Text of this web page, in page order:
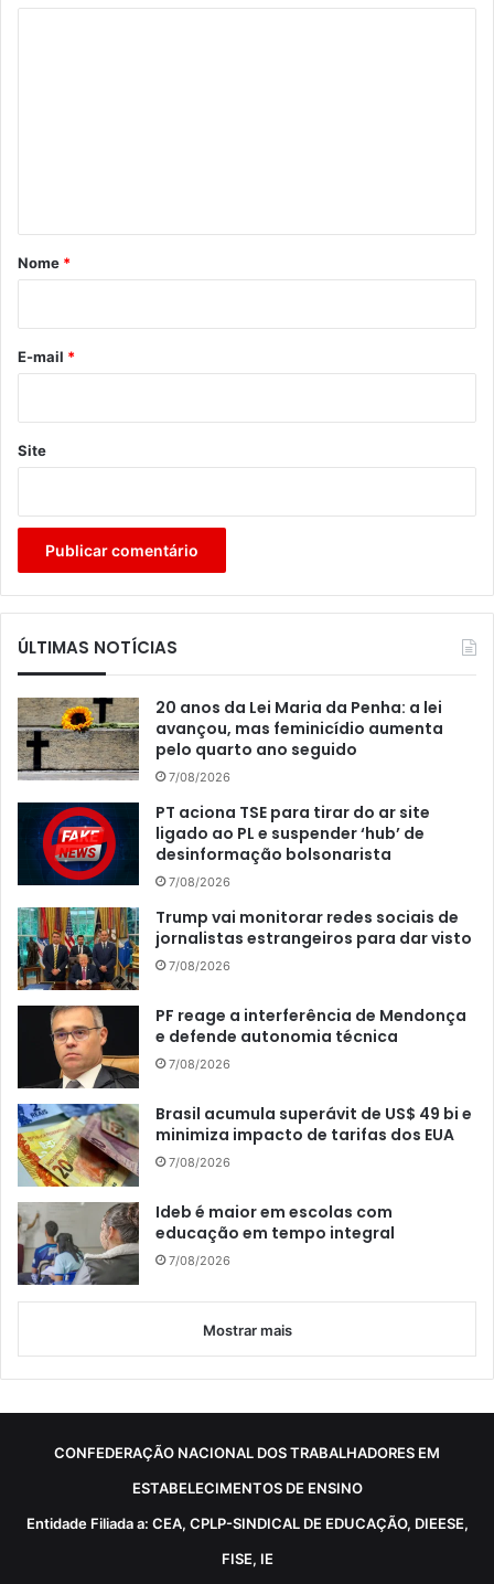
r
*
Nome *
E-mail *
Site
ÚLTIMAS NOTÍCIAS
20 anos da Lei Maria da Penha: a lei
avançou, mas feminicídio aumenta
pelo quarto ano seguido
7/08/2026
PT aciona TSE para tirar do ar site
ligado ao PL e suspender ‘hub’ de
desinformação bolsonarista
7/08/2026
Trump vai monitorar redes sociais de
jornalistas estrangeiros para dar visto
7/08/2026
PF reage a interferência de Mendonça
e defende autonomia técnica
7/08/2026
Brasil acumula superávit de US$ 49 bi e
minimiza impacto de tarifas dos EUA
7/08/2026
Ideb é maior em escolas com
educação em tempo integral
7/08/2026
Mostrar mais
CONFEDERAÇÃO NACIONAL DOS TRABALHADORES EM
ESTABELECIMENTOS DE ENSINO
Entidade Filiada a: CEA, CPLP-SINDICAL DE EDUCAÇÃO, DIEESE,
FISE, IE